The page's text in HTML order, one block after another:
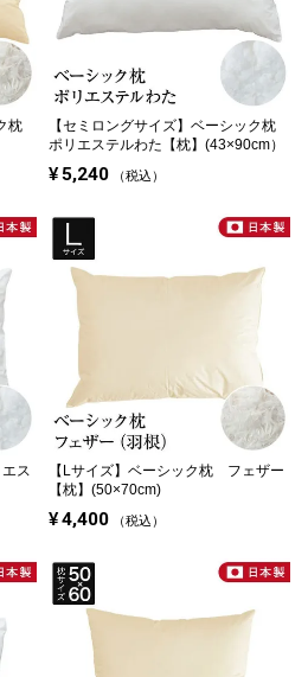
枕
【セミロングサイズ】 ベーシック枕
ポリエステルわた【枕】(43×90cm）
¥5,240 税込
ス
【Lサイズ】 ベーシック枕 フェザー
【枕】(50×70cm)
¥4,400 税込